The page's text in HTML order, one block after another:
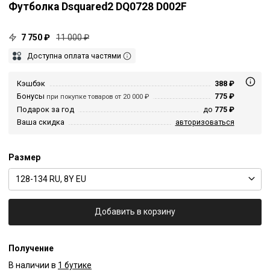
Футболка Dsquared2 DQ0728 D002F
7 750 ₽ 11 000 ₽
Доступна оплата частями
Кэшбэк
388 ₽
Бонусы при покупке товаров от 20 000 ₽
775 ₽
Подарок за год
до 775 ₽
Ваша скидка
авторизоваться
Размер
128-134 RU, 8Y EU
Добавить в корзину
Получение
В наличии в 1 бутике